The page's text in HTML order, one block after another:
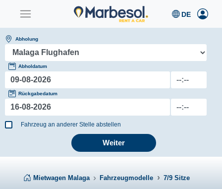
Abholung
Abholdatum
Rückgabedatum
Fahrzeug an anderer Stelle abstellen
Weiter
Mietwagen Malaga Fahrzeugmodelle 7/9 Sitze